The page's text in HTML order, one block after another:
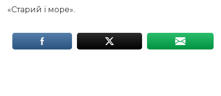
«Старий і море».